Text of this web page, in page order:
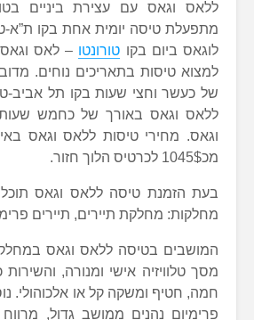
ללאס וגאס עם עצירת ביניים
מתפעלת טיסה יומית אחת בקו ת”א-
לוגאס ביום בקו טורונטו – לאס
למצוא טיסות בתאריכים נוחים.
של כעשר וחצי שעות בקו תל אביב-
ללאס וגאס באורך של כחמש שעות
וגאס. מחירי טיסות ללאס וגאס
מכ1045$ לכרטיס הלוך חזור.
בעת הזמנת טיסה ללאס וגאס
מחלקות: מחלקת תיירים, תיירים
המושבים בטיסה ללאס וגאס
מסך טלוויזיה אישי ומנורה,
חמה, חטיף ומשקה קל או אלכוהולי.
פרימיום נהנים ממושב גדול,